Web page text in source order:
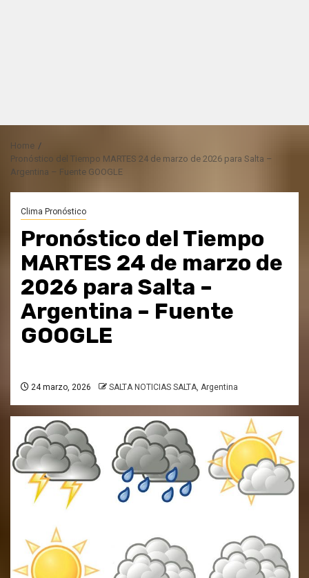
Home
Pronóstico del Tiempo MARTES 24 de marzo de 2026 para Salta –
Argentina – Fuente GOOGLE
Clima Pronóstico
Pronóstico del Tiempo
MARTES 24 de marzo de
2026 para Salta –
Argentina – Fuente
GOOGLE
24 marzo, 2026 SALTA NOTICIAS SALTA, Argentina